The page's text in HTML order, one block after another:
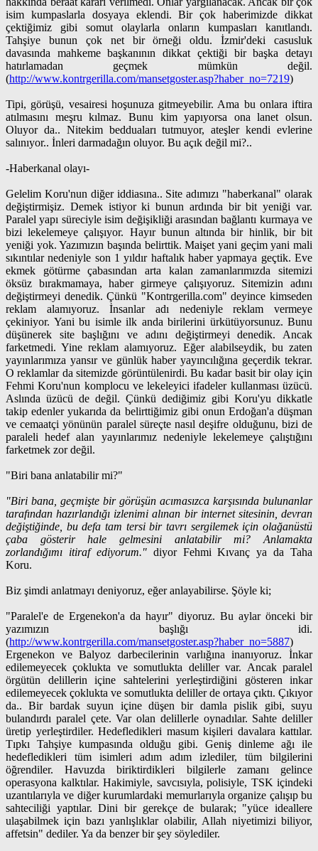
isim kumpaslarla dosyaya eklendi. Bir çok haberimizde dikkat
çektiğimiz gibi somut olaylarla onların kumpasları kanıtlandı.
Tahşiye bunun çok net bir örneği oldu. İzmir'deki casusluk
davasında mahkeme başkanının dikkat çektiği bir başka detayı
hatırlamadan geçmek mümkün değil.
(http://www.kontrgerilla.com/mansetgoster.asp?haber_no=7219)
Tipi, görüşü, vesairesi hoşunuza gitmeyebilir. Ama bu onlara iftira
atılmasını meşru kılmaz. Bunu kim yapıyorsa ona lanet olsun.
Oluyor da.. Nitekim bedduaları tutmuyor, ateşler kendi evlerine
salınıyor.. İnleri darmadağın oluyor. Bu açık değil mi?..
-Haberkanal olayı-
Gelelim Koru'nun diğer iddiasına.. Site adımızı "haberkanal" olarak
değiştirmişiz. Demek istiyor ki bunun ardında bir bit yeniği var.
Paralel yapı süreciyle isim değişikliği arasından bağlantı kurmaya ve
bizi lekelemeye çalışıyor. Hayır bunun altında bir hinlik, bir bit
yeniği yok. Yazımızın başında belirttik. Maişet yani geçim yani mali
sıkıntılar nedeniyle son 1 yıldır haftalık haber yapmaya geçtik. Eve
ekmek götürme çabasından arta kalan zamanlarımızda sitemizi
öksüz bırakmamaya, haber girmeye çalışıyoruz. Sitemizin adını
değiştirmeyi denedik. Çünkü "Kontrgerilla.com" deyince kimseden
reklam alamıyoruz. İnsanlar adı nedeniyle reklam vermeye
çekiniyor. Yani bu isimle ilk anda birilerini ürkütüyorsunuz. Bunu
düşünerek site başlığını ve adını değiştirmeyi denedik. Ancak
farketmedi. Yine reklam alamıyoruz. Eğer alabilseydik, bu zaten
yayınlarımıza yansır ve günlük haber yayıncılığına geçerdik tekrar.
O reklamlar da sitemizde görüntülenirdi. Bu kadar basit bir olay için
Fehmi Koru'nun komplocu ve lekeleyici ifadeler kullanması üzücü.
Aslında üzücü de değil. Çünkü dediğimiz gibi Koru'yu dikkatle
takip edenler yukarıda da belirttiğimiz gibi onun Erdoğan'a düşman
ve cemaatçi yönünün paralel süreçte nasıl deşifre olduğunu, bizi de
paraleli hedef alan yayınlarımız nedeniyle lekelemeye çalıştığını
farketmek zor değil.
"Biri bana anlatabilir mi?"
"Biri bana, geçmişte bir görüşün acımasızca karşısında bulunanlar
tarafından hazırlandığı izlenimi alınan bir internet sitesinin, devran
değiştiğinde, bu defa tam tersi bir tavrı sergilemek için olağanüstü
çaba gösterir hale gelmesini anlatabilir mi? Anlamakta
zorlandığımı itiraf ediyorum."diyor Fehmi Kıvanç ya da Taha
Koru.
Biz şimdi anlatmayı deniyoruz, eğer anlayabilirse. Şöyle ki;
"Paralel'e de Ergenekon'a da hayır" diyoruz. Bu aylar önceki bir
yazımızın başlığı idi.
(http://www.kontrgerilla.com/mansetgoster.asp?haber_no=5887)
Ergenekon ve Balyoz darbecilerinin varlığına inanıyoruz. İnkar
edilemeyecek çoklukta ve somutlukta deliller var. Ancak paralel
örgütün delillerin içine sahtelerini yerleştirdiğini gösteren inkar
edilemeyecek çoklukta ve somutlukta deliller de ortaya çıktı. Çıkıyor
da.. Bir bardak suyun içine düşen bir damla pislik gibi, suyu
bulandırdı paralel çete. Var olan delillerle oynadılar. Sahte deliller
üretip yerleştirdiler. Hedefledikleri masum kişileri davalara kattılar.
Tıpkı Tahşiye kumpasında olduğu gibi. Geniş dinleme ağı ile
hedefledikleri tüm isimleri adım adım izlediler, tüm bilgilerini
öğrendiler. Havuzda biriktirdikleri bilgilerle zamanı gelince
operasyona kalktılar. Hakimiyle, savcısıyla, polisiyle, TSK içindeki
uzantılarıyla ve diğer kurumlardaki memurlarıyla organize çalışıp bu
sahteciliği yaptılar. Dini bir gerekçe de bularak; "yüce ideallere
ulaşabilmek için bazı yanlışlıklar olabilir, Allah niyetimizi biliyor,
affetsin" dediler. Ya da benzer bir şey söylediler.